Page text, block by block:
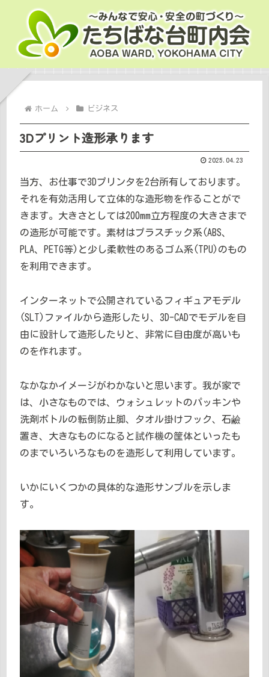
ホーム ビジネス
3Dプリント造形承ります
2025.04.23
当方、お仕事で3Dプリンタを2台所有しております。
それを有効活用して立体的な造形物を作ることがで
きます。大きさとしては200mm立方程度の大きさまで
の造形が可能です。素材はプラスチック系(ABS、
PLA、PETG等)と少し柔軟性のあるゴム系(TPU)のもの
を利用できます。
インターネットで公開されているフィギュアモデル
(SLT)ファイルから造形したり、3D-CADでモデルを自
由に設計して造形したりと、非常に自由度が高いも
のを作れます。
なかなかイメージがわかないと思います。我が家で
は、小さなものでは、ウォシュレットのパッキンや
洗剤ボトルの転倒防止脚、タオル掛けフック、石鹼
置き、大きなものになると試作機の筐体といったも
のまでいろいろなものを造形して利用しています。
いかにいくつかの具体的な造形サンプルを示しま
す。